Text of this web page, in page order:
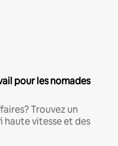
pour les nomades
Trouvez un
haute vitesse et des